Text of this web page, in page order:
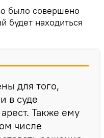
было совершено
будет находиться
для того,
в суде
Также ему
числе